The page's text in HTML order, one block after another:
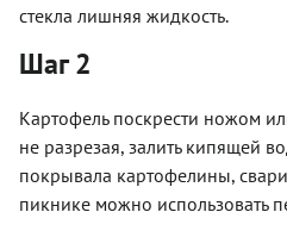
стекла лишняя жидкость.
Шаг 2
Картофель поскрести ножом
не разрезая, залить кипящей
покрывала картофелины,
пикнике можно использовать